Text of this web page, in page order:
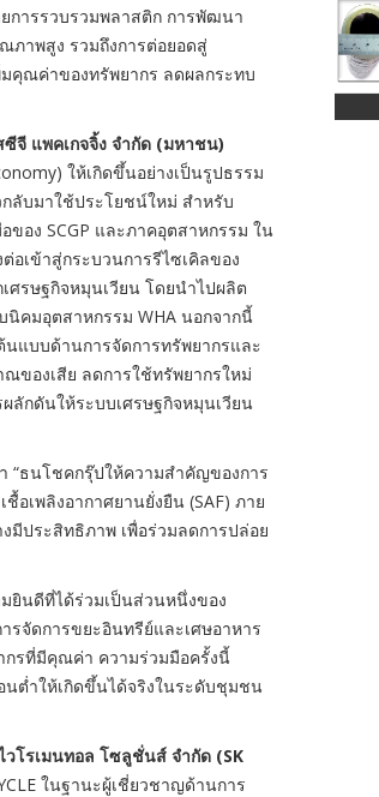
การรวบรวมพลาสติก การพัฒนา
ภาพสูง รวมถึงการต่อยอดสู่
คุณค่าของทรัพยากร ลดผลกระทบ
แพคเกจจิ้ง จำกัด (มหาชน)
ให้เกิดขึ้นอย่างเป็นรูปธรรม
ลับมาใช้ประโยชน์ใหม่ สำหรับ
อของ SCGP และภาคอุตสาหกรรม ใน
อเข้าสู่กระบวนการรีไซเคิลของ
ศรษฐกิจหมุนเวียน โดยนำไปผลิต
นิคมอุตสาหกรรม WHA นอกจากนี้
แบบด้านการจัดการทรัพยากรและ
ของเสีย ลดการใช้ทรัพยากรใหม่
ลักดันให้ระบบเศรษฐกิจหมุนเวียน
“ธนโชคกรุ๊ปให้ความสำคัญของการ
เพลิงอากาศยานยั่งยืน (SAF) ภาย
มีประสิทธิภาพ เพื่อร่วมลดการปล่อย
มยินดีที่ได้ร่วมเป็นส่วนหนึ่งของ
รจัดการขยะอินทรีย์และเศษอาหาร
ากรที่มีคุณค่า ความร่วมมือครั้งนี้
นต่ำให้เกิดขึ้นได้จริงในระดับชุมชน
โรเมนทอล โซลูชั่นส์ จำกัด (SK
ในฐานะผู้เชี่ยวชาญด้านการ